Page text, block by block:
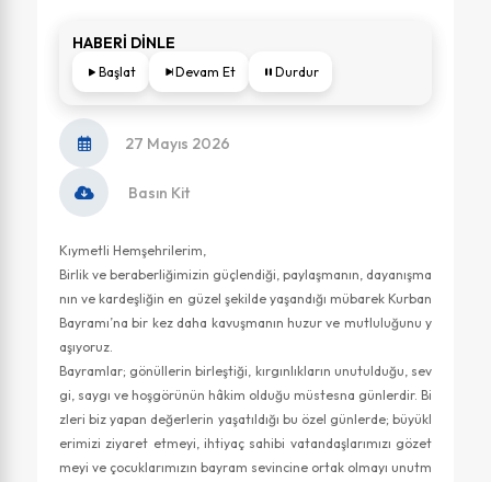
HABERİ DİNLE
Başlat Devam Et Durdur
27 Mayıs 2026
Basın Kit
Kıymetli Hemşehrilerim,
Birlik ve beraberliğimizin güçlendiği, paylaşmanın, dayanışma
nın ve kardeşliğin en güzel şekilde yaşandığı mübarek Kurban
Bayramı’na bir kez daha kavuşmanın huzur ve mutluluğunu y
aşıyoruz.
Bayramlar; gönüllerin birleştiği, kırgınlıkların unutulduğu, sev
gi, saygı ve hoşgörünün hâkim olduğu müstesna günlerdir. Bi
zleri biz yapan değerlerin yaşatıldığı bu özel günlerde; büyükl
erimizi ziyaret etmeyi, ihtiyaç sahibi vatandaşlarımızı gözet
meyi ve çocuklarımızın bayram sevincine ortak olmayı unutm